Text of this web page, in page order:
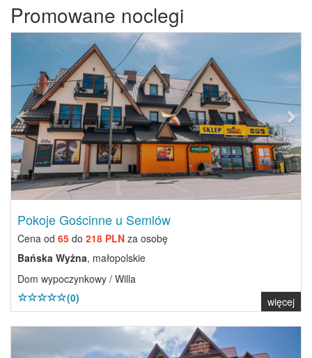
Promowane noclegi
Previous Next
Pokoje Gościnne u Semlów
Cena od 65 do 218 PLN za osobę
Bańska Wyżna, małopolskie
Dom wypoczynkowy / Willa
(0)
więcej